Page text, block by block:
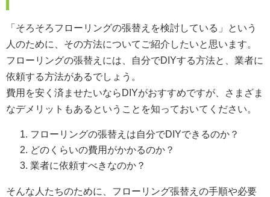
「そろそろフローリングの張替えを検討している」という
人のために、その方法についてご紹介したいと思います。
フローリングの張替えには、自分でDIYする方法と、業者に
依頼する方法があるでしょう。
費用を安く済ませたいならDIYがおすすめですが、さまざま
なデメリットもあるということを知っておいてください。
フローリングの張替えは自分でDIYできるのか？
どのくらいの費用がかかるのか？
業者に依頼すべきなのか？
そんな人たちのために、フローリング張替えの手順や必要